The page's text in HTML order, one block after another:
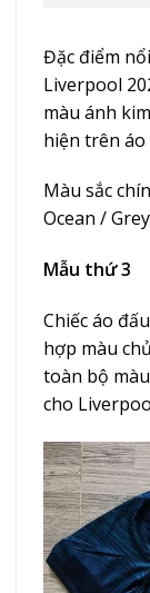
Đặc điểm
Liverpool
màu ánh
hiện trên áo
Màu sắc
Ocean /
Mẫu thứ 3
Chiếc áo
hợp màu
toàn bộ
cho